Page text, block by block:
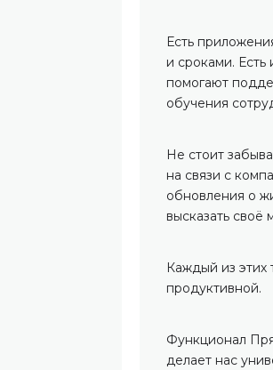
Есть
и сроками.
помогают
обучения
Не стоит
на связи с
обновления о
высказать
Каждый из этих
продуктивной.
Функционал
делает нас